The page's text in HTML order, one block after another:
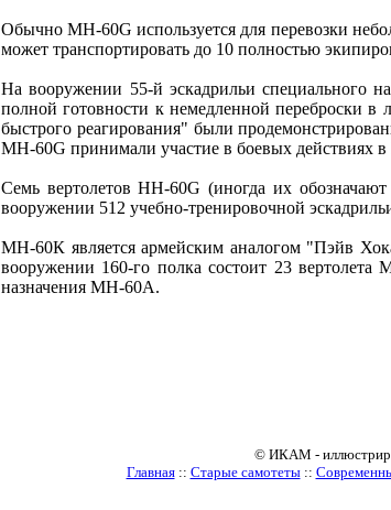
Обычно MH-60G используется для перевозки
может транспортировать до 10 полностью
На вооружении 55-й эскадрильи специального
полной готовности к немедленной переброски
быстрого реагирования" были
MH-60G принимали участие в боевых действиях
Семь вертолетов HH-60G (иногда их
вооружении 512 учебно-тренировочной
МН-60К является армейским аналогом "Пэйв
вооружении 160-го полка состоит 23
назначения МН-60А.
© ИКАМ -
Главная:: Старые самотеты::